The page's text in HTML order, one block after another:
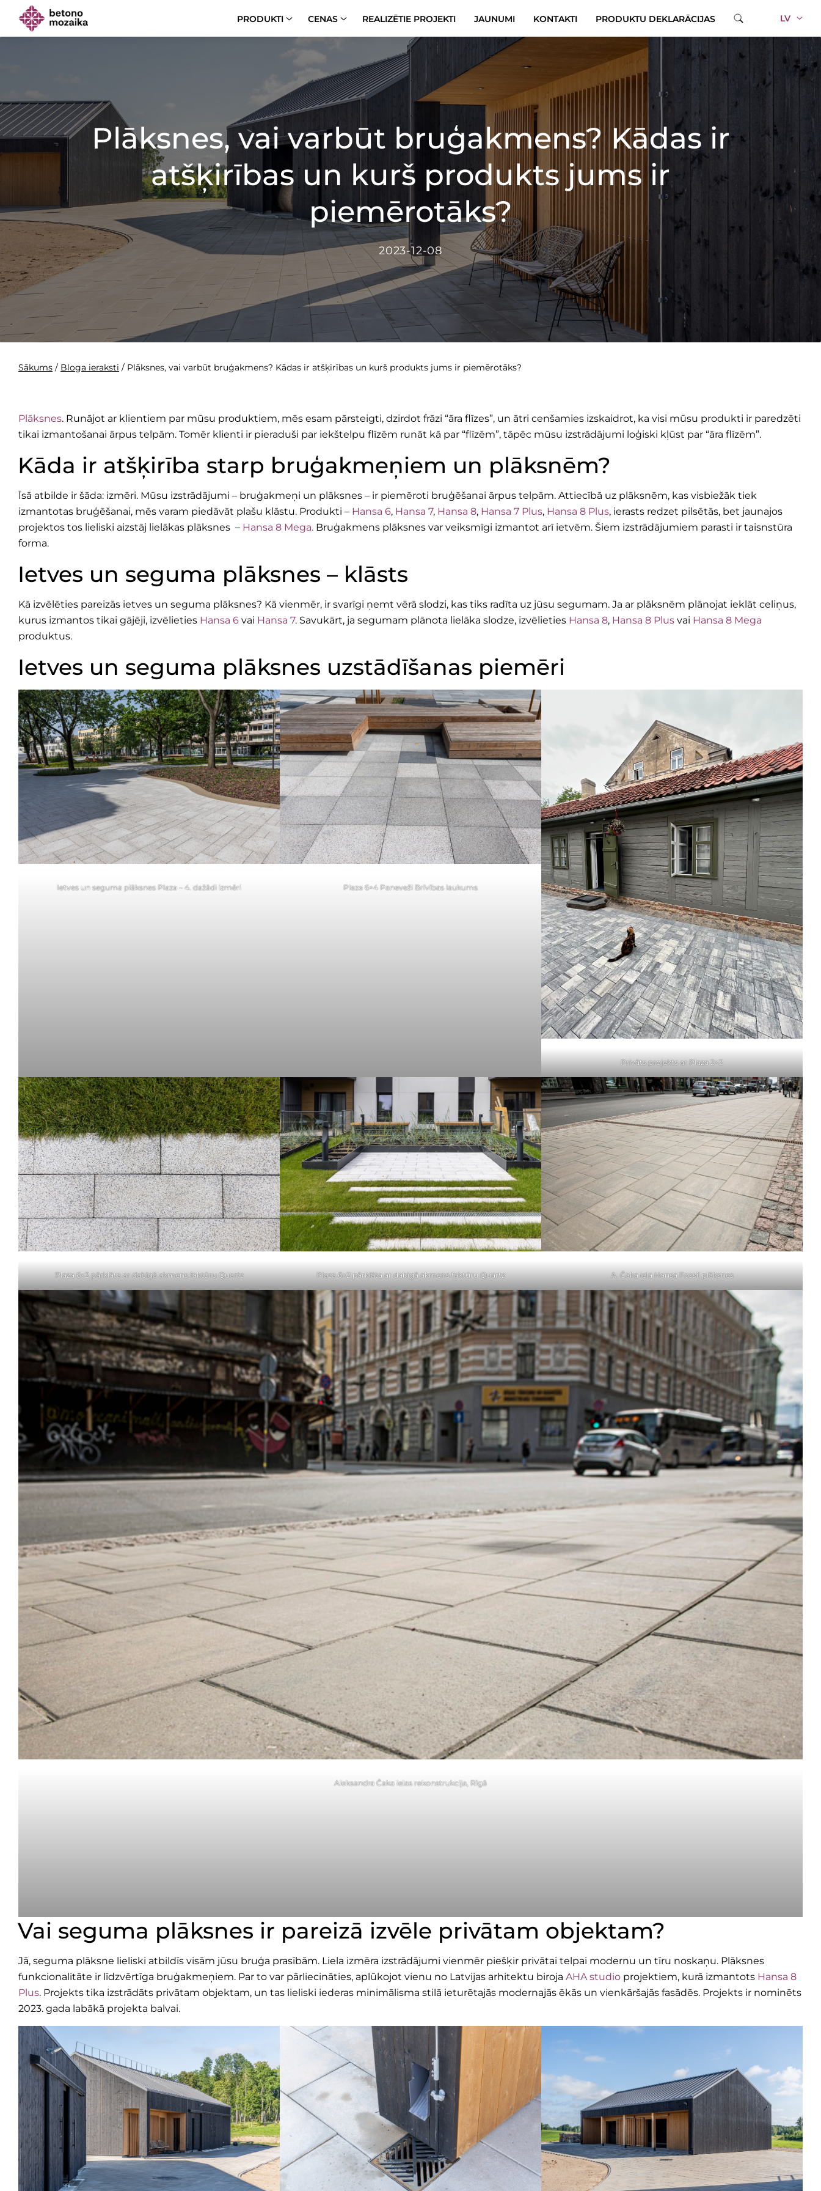
PRODUKTI CENAS REALIZĒTIE PROJEKTI JAUNUMI KONTAKTI PRODUKTU DEKLARĀCIJAS LV
Plāksnes, vai varbūt bruģakmens? Kādas ir
atšķirības un kurš produkts jums ir
piemērotāks?
2023-12-08
Sākums / Bloga ieraksti / Plāksnes, vai varbūt bruģakmens? Kādas ir atšķirības un kurš produkts jums ir piemērotāks?
Plāksnes. Runājot ar klientiem par mūsu produktiem, mēs esam pārsteigti, dzirdot frāzi “āra flīzes”, un ātri cenšamies izskaidrot, ka visi mūsu produkti ir paredzēti
tikai izmantošanai ārpus telpām. Tomēr klienti ir pieraduši par iekštelpu flīzēm runāt kā par “flīzēm”, tāpēc mūsu izstrādājumi loģiski kļūst par “āra flīzēm”.
Kāda ir atšķirība starp bruģakmeņiem un plāksnēm?
Īsā atbilde ir šāda: izmēri. Mūsu izstrādājumi – bruģakmeņi un plāksnes – ir piemēroti bruģēšanai ārpus telpām. Attiecībā uz plāksnēm, kas visbiežāk tiek
izmantotas bruģēšanai, mēs varam piedāvāt plašu klāstu. Produkti – Hansa 6, Hansa 7, Hansa 8, Hansa 7 Plus, Hansa 8 Plus, ierasts redzet pilsētās, bet jaunajos
projektos tos lieliski aizstāj lielākas plāksnes – Hansa 8 Mega. Bruģakmens plāksnes var veiksmīgi izmantot arī ietvēm. Šiem izstrādājumiem parasti ir taisnstūra
forma.
Ietves un seguma plāksnes – klāsts
Kā izvēlēties pareizās ietves un seguma plāksnes? Kā vienmēr, ir svarīgi ņemt vērā slodzi, kas tiks radīta uz jūsu segumam. Ja ar plāksnēm plānojat ieklāt celiņus,
kurus izmantos tikai gājēji, izvēlieties Hansa 6 vai Hansa 7. Savukārt, ja segumam plānota lielāka slodze, izvēlieties Hansa 8, Hansa 8 Plus vai Hansa 8 Mega
produktus.
Ietves un seguma plāksnes uzstādīšanas piemēri
Ietves un seguma plāksnes Plaza – 4. dažādi izmēri Plaza 6×4 Paneveži Brīvības laukums
Privāts projekts ar Plaza 2×2
Plaza 6×2 pārklāta ar dabīgā akmens faktūru Quartz Plaza 6×2 pārklāta ar dabīgā akmens faktūru Quartz A. Čaka iela Hansa Fossil plāksnes
Aleksandra Čaka ielas rekonstrukcija, Rīgā
Vai seguma plāksnes ir pareizā izvēle privātam objektam?
Jā, seguma plāksne lieliski atbildīs visām jūsu bruģa prasībām. Liela izmēra izstrādājumi vienmēr piešķir privātai telpai modernu un tīru noskaņu. Plāksnes
funkcionalitāte ir līdzvērtīga bruģakmeņiem. Par to var pārliecināties, aplūkojot vienu no Latvijas arhitektu biroja AHA studio projektiem, kurā izmantots Hansa 8
Plus. Projekts tika izstrādāts privātam objektam, un tas lieliski iederas minimālisma stilā ieturētajās modernajās ēkās un vienkāršajās fasādēs. Projekts ir nominēts
2023. gada labākā projekta balvai.